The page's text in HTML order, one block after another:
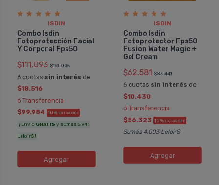
ISDIN
Combo Isdin
Fotoprotección Facial
Y Corporal Fps50
$111.093 $161.005
6 cuotas sin interés de
$18.516
ó Transferencia
$99.984 10% EXTRA OFF
¡ Envío GRATIS y sumás 5.944
Leloir$ !
Agregar
ISDIN
Combo Isdin
Fotoprotector Fps50
Fusion Water Magic +
Gel Cream
$62.581 $83.441
6 cuotas sin interés de
$10.430
ó Transferencia
$56.323 10% EXTRA OFF
Sumás 4.003 Leloir$
Agregar